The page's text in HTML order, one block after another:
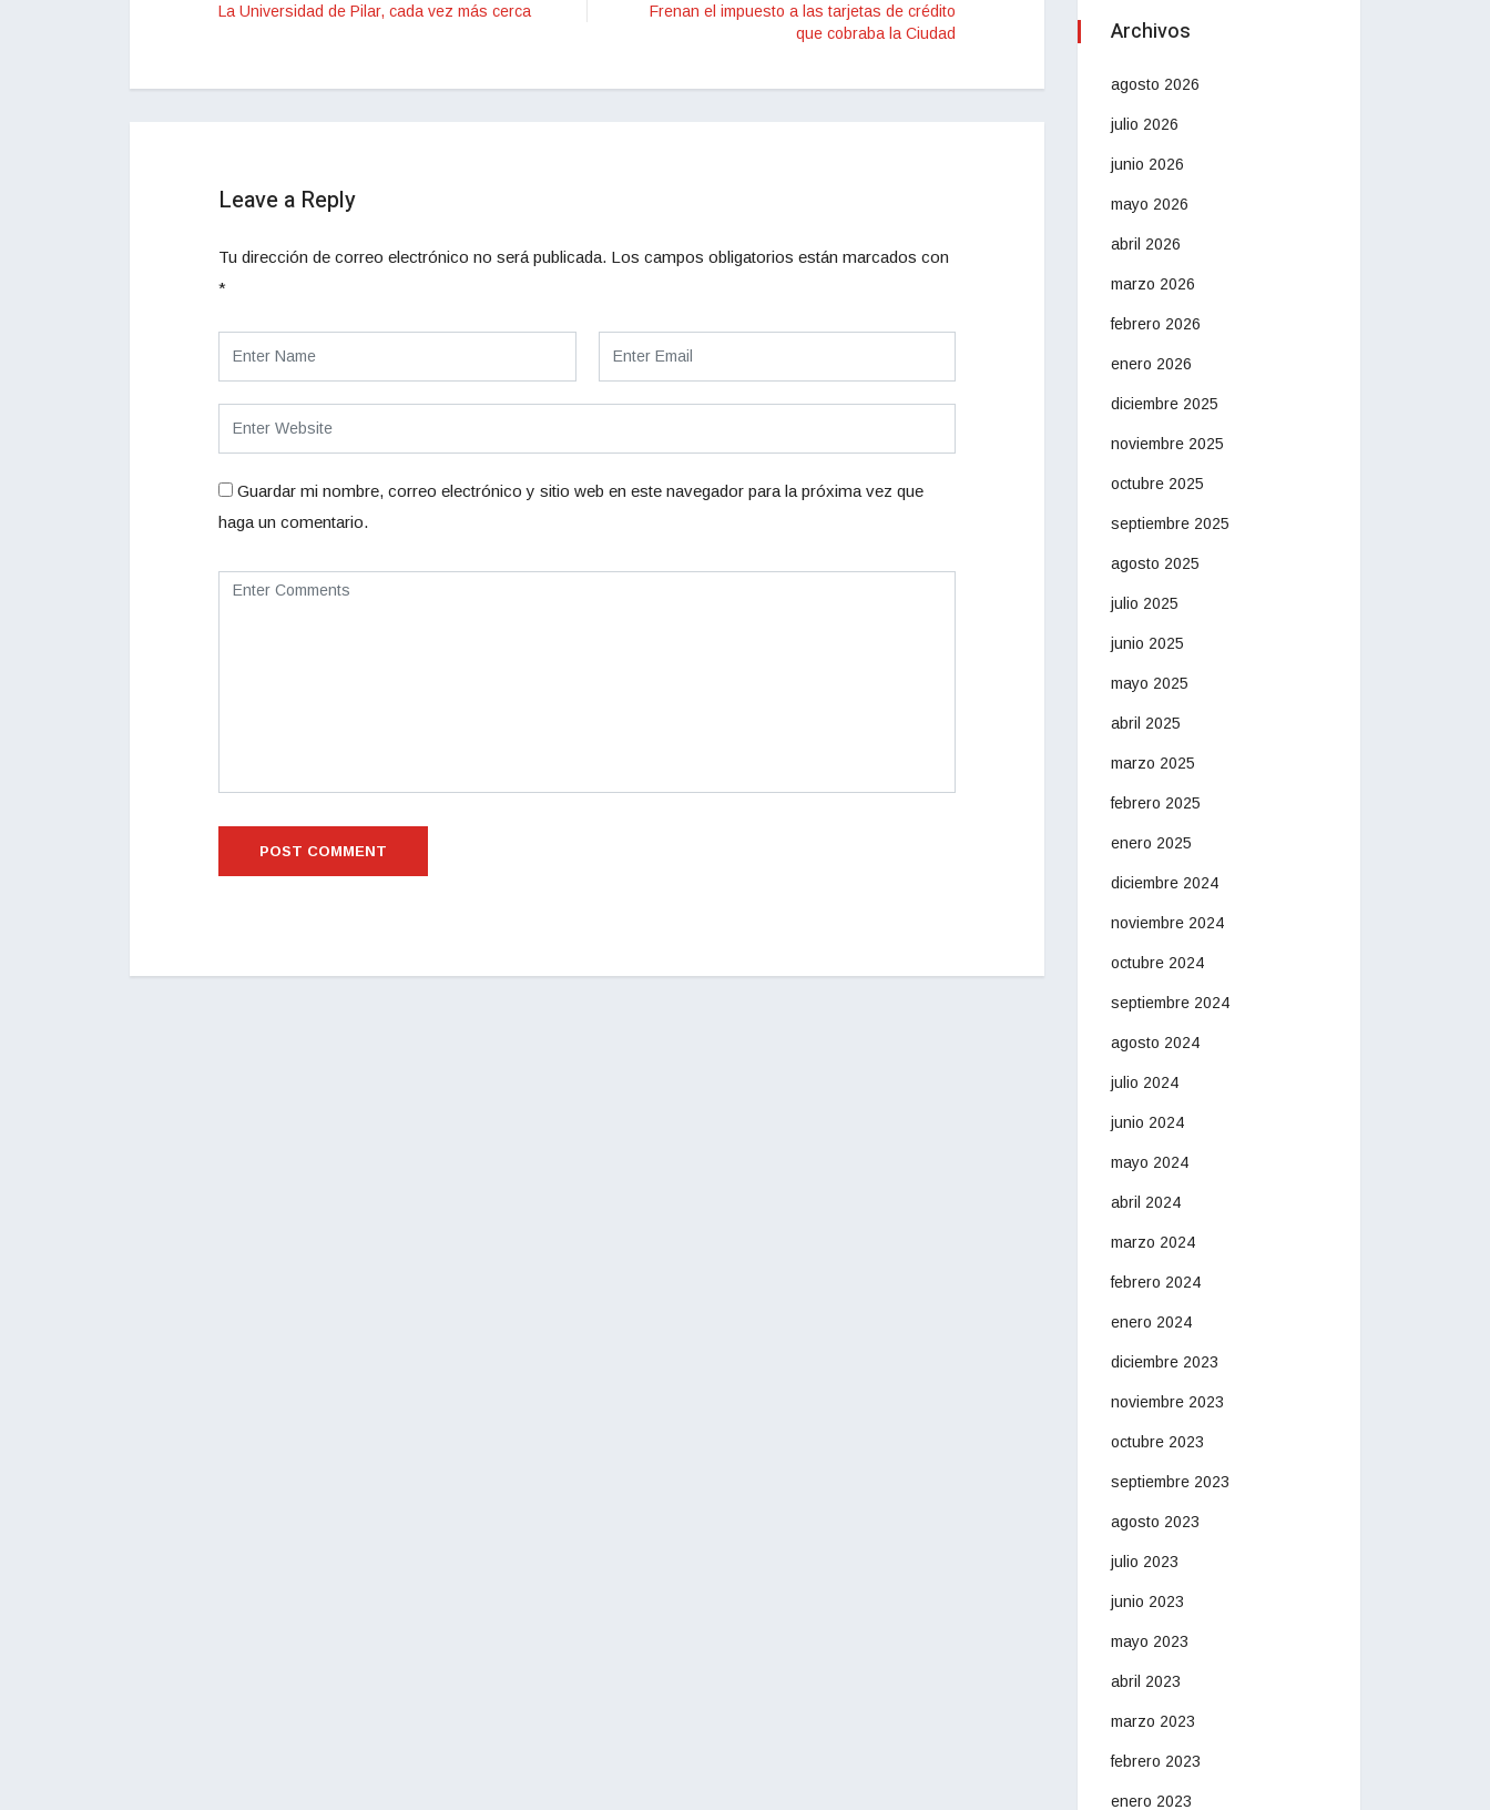
La Universidad de Pilar, cada vez más cerca
Frenan el impuesto a las tarjetas de crédito
que cobraba la Ciudad
Leave a Reply
Tu dirección de correo electrónico no será publicada. Los campos obligatorios están marcados con
*
Guardar mi nombre, correo electrónico y sitio web en este navegador para la próxima vez que
haga un comentario.
Archivos
agosto 2026
julio 2026
junio 2026
mayo 2026
abril 2026
marzo 2026
febrero 2026
enero 2026
diciembre 2025
noviembre 2025
octubre 2025
septiembre 2025
agosto 2025
julio 2025
junio 2025
mayo 2025
abril 2025
marzo 2025
febrero 2025
enero 2025
diciembre 2024
noviembre 2024
octubre 2024
septiembre 2024
agosto 2024
julio 2024
junio 2024
mayo 2024
abril 2024
marzo 2024
febrero 2024
enero 2024
diciembre 2023
noviembre 2023
octubre 2023
septiembre 2023
agosto 2023
julio 2023
junio 2023
mayo 2023
abril 2023
marzo 2023
febrero 2023
enero 2023